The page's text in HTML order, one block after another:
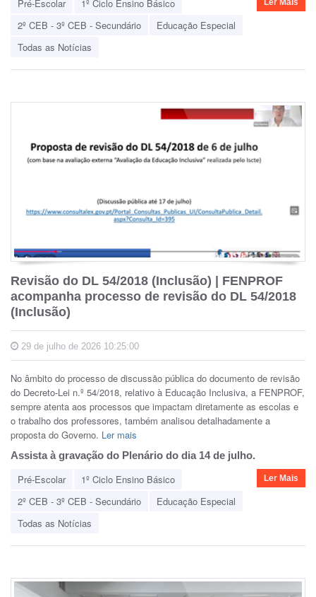
Pré-Escolar
1º Ciclo Ensino Básico
2º CEB - 3º CEB - Secundário
Educação Especial
Todas as Notícias
Revisão do DL 54/2018 (Inclusão) | FENPROF
acompanha processo de revisão do DL 54/2018
(Inclusão)
29 de julho de 2026 10:25:00
No âmbito do processo de discussão pública do documento de revisão
do Decreto-Lei n.º 54/2018, relativo à Educação Inclusiva, a FENPROF,
sempre atenta aos processos que impactam diretamente as escolas e
o trabalho dos professores, também analisou detalhadamente a
proposta do Governo. Ler mais
Assista à gravação do Plenário do dia 14 de julho.
Pré-Escolar
1º Ciclo Ensino Básico
2º CEB - 3º CEB - Secundário
Educação Especial
Todas as Notícias
Ler Mais